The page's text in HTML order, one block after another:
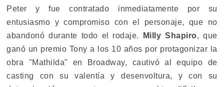
Peter y fue contratado inmediatamente por su
entusiasmo y compromiso con el personaje, que no
abandonó durante todo el rodaje.
Milly Shapiro, que
ganó un premio Tony a los 10 años por protagonizar la
obra "Mathilda" en Broadway, cautivó al equipo de
casting con su valentía y desenvoltura, y con su